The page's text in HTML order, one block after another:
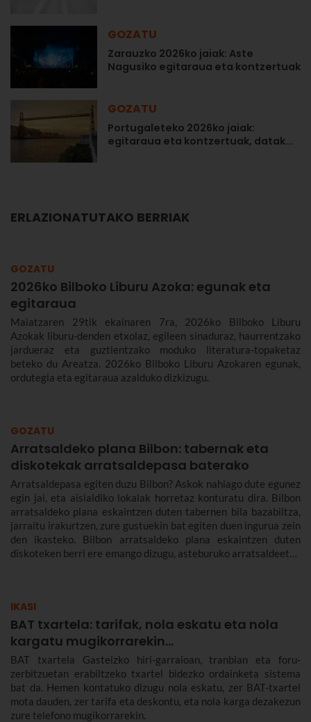
GOZATU
Zarauzko 2026ko jaiak: Aste
Nagusiko egitaraua eta kontzertuak
GOZATU
Portugaleteko 2026ko jaiak:
egitaraua eta kontzertuak, datak...
ERLAZIONATUTAKO BERRIAK
GOZATU
2026ko Bilboko Liburu Azoka: egunak eta
egitaraua
Maiatzaren 29tik ekainaren 7ra, 2026ko Bilboko Liburu
Azokak liburu-denden etxolaz, egileen sinaduraz, haurrentzako
jardueraz eta guztientzako moduko literatura-topaketaz
beteko du Areatza. 2026ko Bilboko Liburu Azokaren egunak,
ordutegia eta egitaraua azalduko dizkizugu.
GOZATU
Arratsaldeko plana Bilbon: tabernak eta
diskotekak arratsaldepasa baterako
Arratsaldepasa egiten duzu Bilbon? Askok nahiago dute egunez
egin jai, eta aisialdiko lokalak horretaz konturatu dira. Bilbon
arratsaldeko plana eskaintzen duten tabernen bila bazabiltza,
jarraitu irakurtzen, zure gustuekin bat egiten duen ingurua zein
den ikasteko. Bilbon arratsaldeko plana eskaintzen duten
diskoteken berri ere emango dizugu, asteburuko arratsaldeetan
IKASI
BAT txartela: tarifak, nola eskatu eta nola
kargatu mugikorrarekin...
BAT txartela Gasteizko hiri-garraioan, tranbian eta foru-
zerbitzuetan erabiltzeko txartel bidezko ordainketa sistema
bat da. Hemen kontatuko dizugu nola eskatu, zer BAT-txartel
mota dauden, zer tarifa eta deskontu, eta nola karga dezakezun
zure telefono mugikorrarekin.